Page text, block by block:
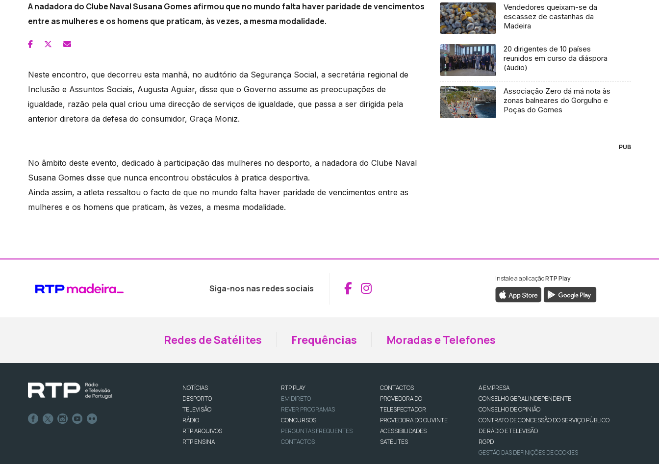
A nadadora do Clube Naval Susana Gomes afirmou que no mundo falta haver paridade de vencimentos
entre as mulheres e os homens que praticam, às vezes, a mesma modalidade.
Neste encontro, que decorreu esta manhã, no auditório da Segurança Social, a secretária regional de
Inclusão e Assuntos Sociais, Augusta Aguiar, disse que o Governo assume as preocupações de
igualdade, razão pela qual criou uma direcção de serviços de igualdade, que passa a ser dirigida pela
anterior diretora da defesa do consumidor, Graça Moniz.
No âmbito deste evento, dedicado à participação das mulheres no desporto, a nadadora do Clube Naval
Susana Gomes disse que nunca encontrou obstáculos à pratica desportiva.
Ainda assim, a atleta ressaltou o facto de que no mundo falta haver paridade de vencimentos entre as
mulheres e os homens que praticam, às vezes, a mesma modalidade.
Vendedores queixam-se da
escassez de castanhas da
Madeira
20 dirigentes de 10 países
reunidos em curso da diáspora
(áudio)
Associação Zero dá má nota às
zonas balneares do Gorgulho e
Poças do Gomes
PUB
Siga-nos nas redes sociais Aceder ao Facebook da RTP Madeira
Aceder ao Instagram da RTP Madeira
Instale a aplicaçãoRTP Play
Redes de Satélites Frequências Moradas e Telefones
NOTÍCIAS
DESPORTO
TELEVISÃO
RÁDIO
RTP ARQUIVOS
RTP ENSINA
RTP PLAY
EM DIRETO
REVER PROGRAMAS
CONCURSOS
PERGUNTAS FREQUENTES
CONTACTOS
CONTACTOS
PROVEDORA DO
TELESPECTADOR
PROVEDORA DO OUVINTE
ACESSIBILIDADES
SATÉLITES
A EMPRESA
CONSELHO GERAL INDEPENDENTE
CONSELHO DE OPINIÃO
CONTRATO DE CONCESSÃO DO SERVIÇO PÚBLICO
DE RÁDIO E TELEVISÃO
RGPD
GESTÃO DAS DEFINIÇÕES DE COOKIES